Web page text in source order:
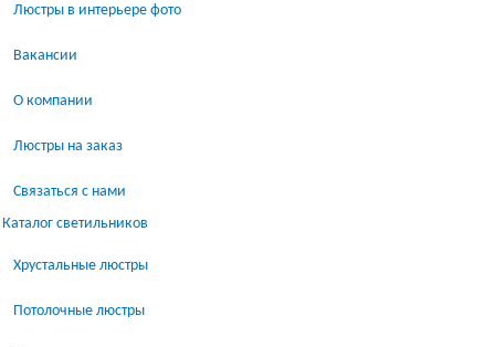
Люстры в интерьере фото
Вакансии
О компании
Люстры на заказ
Связаться с нами
Каталог светильников
Хрустальные люстры
Потолочные люстры